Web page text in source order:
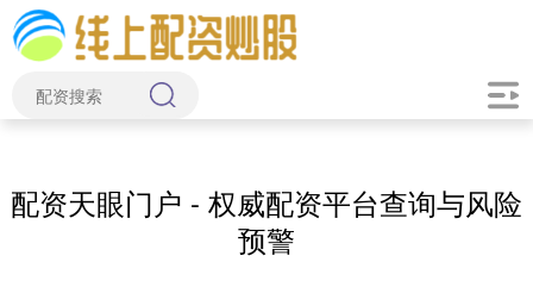
配资天眼门户 - 权威配资平台查询与风险
预警